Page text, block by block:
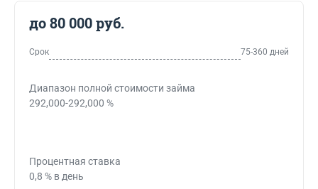
до 80 000 руб.
Срок 75-360 дней
Диапазон полной стоимости займа
292,000-292,000 %
Процентная ставка
0,8 % в день